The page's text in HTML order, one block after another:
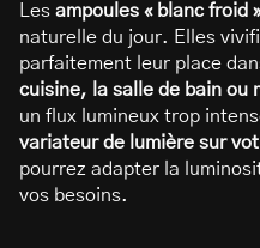
Les ampoules « blanc froid »
naturelle du jour. Elles
parfaitement leur place
cuisine, la salle de bain ou
un flux lumineux trop
variateur de lumière sur
pourrez adapter la
vos besoins.